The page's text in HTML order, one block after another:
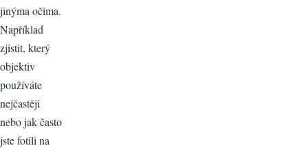
jinýma očima.
Například
zjistit, který
objektiv
používáte
nejčastěji
nebo jak často
jste fotili na